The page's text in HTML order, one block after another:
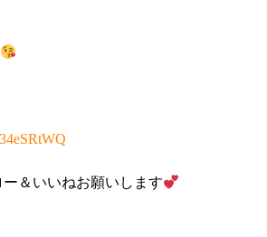
＆いいねお願いします